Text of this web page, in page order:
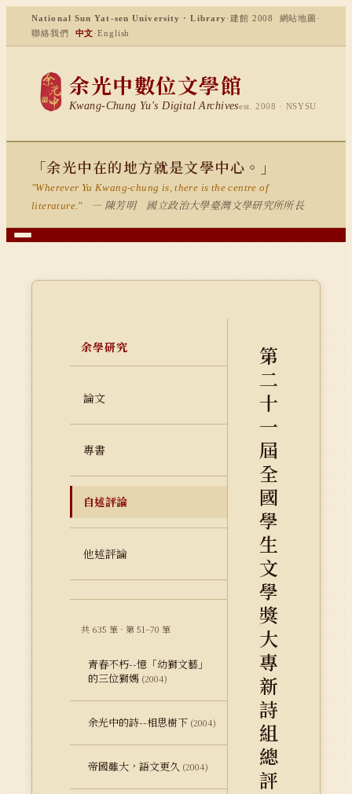
National Sun Yat-sen University · Library ·建館 2008 網站地圖 ·
聯絡我們
中文·English
余光中數位文學館
Kwang-Chung Yu's Digital Archivesest. 2008 · NSYSU
「余光中在的地方就是文學中心。」
"Wherever Yu Kwang-chung is, there is the centre of
literature."
— 陳芳明 國立政治大學臺灣文學研究所所長
余學研究
論文
專書
自述評論
他述評論
共 635 筆 · 第 51–70 筆
青春不朽--憶「幼獅文藝」
的三位獅媽 (2004)
余光中的詩--相思樹下 (2004)
帝國雖大，語文更久 (2004)
第
二
十
一
屆
全
國
學
生
文
學
獎
大
專
新
詩
組
總
評